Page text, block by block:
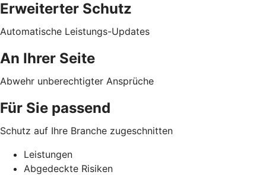
Erweiterter Schutz
Automatische Leistungs-Updates
An Ihrer Seite
Abwehr unberechtigter Ansprüche
Für Sie passend
Schutz auf Ihre Branche zugeschnitten
Leistungen
Abgedeckte Risiken